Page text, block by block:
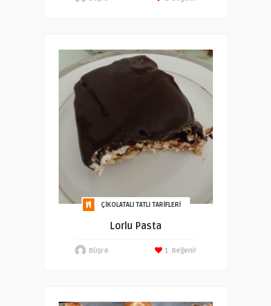
ÇIKOLATALI TATLI TARIFLERI
Lorlu Pasta
Büşra Beğeni!
1